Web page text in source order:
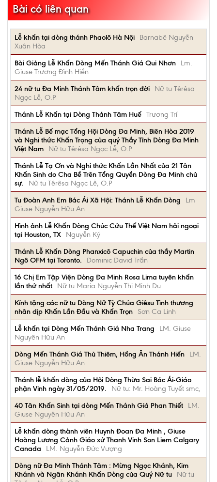
Bài có liên quan
Lễ khấn tại dòng thánh Phaolô Hà Nội
Barnabê Nguyễn
Xuân Hòa
Bài Giảng Lễ Khấn Dòng Mến Thánh Giá Qui Nhơn
Lm.
Giuse Trương Đình Hiền
24 nữ tu Đa Minh Thánh Tâm khấn trọn đời
Nữ tu Têrêsa
Ngọc Lễ, O.P
Thánh Lễ Khấn tại Dòng Thánh Tâm Huế Trương Trí
Thánh Lễ Bế mạc Tổng Hội Dòng Đa Minh, Biên Hòa 2019
và Nghi thức Khấn Trọng của quý Thầy Tỉnh Dòng Đa Minh
Việt Nam
Nữ tu Têrêsa Ngọc Lễ, O.P
Thánh Lễ Tạ Ơn và Nghi thức Khấn Lần Nhất của 21 Tân
Khấn Sinh do Cha Bề Trên Tổng Quyền Dòng Đa Minh chủ
sự.
Nữ tu Têrêsa Ngọc Lễ, O.P
Tu Đoàn Anh Em Bác Ái Xã Hội: Thánh Lễ Khấn Dòng
Lm
Giuse Nguyễn Hữu An
Hình ảnh Lễ Khấn Dòng Chúc Cứu Thế Việt Nam hải ngoại
tại Houston, TX
Nguyễn Ký
Thánh Lễ Khấn Dòng Phanxicô Capuchin của thầy Martin
Ngô OFM tại Toronto.
Dominic David Trần
16 Chị Em Tập Viện Dòng Đa Minh Rosa Lima tuyên khấn
lần thứ nhất
Nữ tu Maria Nguyễn Thị Minh Du
Kính tặng các nữ tu Dòng Nữ Tỳ Chúa Giêsu Tình thương
nhân dịp Khấn Lần Đầu và Khấn Trọn
Sơn Ca Linh
Lễ khấn tại Dòng Mến Thánh Giá Nha Trang
LM. Giuse
Nguyễn Hữu An
Dòng Mến Thánh Giá Thủ Thiêm, Hồng Ân Thánh Hiến
LM.
Giuse Nguyễn Hữu An
Thánh lễ khấn dòng của Hội Dòng Thừa Sai Bác Ái-Giáo
phận Vinh ngày 31/05/2019.
Nữ tu: Mr. Hoàng Tuyết smc,
40 Tân Khấn Sinh tại dòng Mến Thánh Giá Phan Thiết
LM.
Giuse Nguyễn Hữu An
Lễ khấn dòng thành viên Huynh Đoan Đa Minh , Giuse
Hoàng Lương Cảnh Giáo xứ Thanh Vinh Son Liem Calgary
Canada
LM. Nguyễn Đức Vượng
Dòng nữ Đa Minh Thánh Tâm : Mừng Ngọc Khánh, Kim
Khánh và Ngân Khánh Khấn Dòng của Quý Nữ tu
Nữ tu